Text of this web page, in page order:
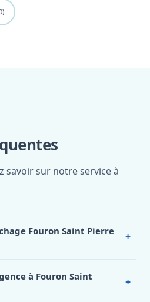
savoir sur notre service à
Fouron Saint Pierre
+
53 24 26.
à Fouron Saint
+